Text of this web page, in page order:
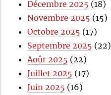
Décembre 2025 (18)
Novembre 2025 (15)
Octobre 2025 (17)
Septembre 2025 (22)
Août 2025 (22)
Juillet 2025 (17)
Juin 2025 (16)